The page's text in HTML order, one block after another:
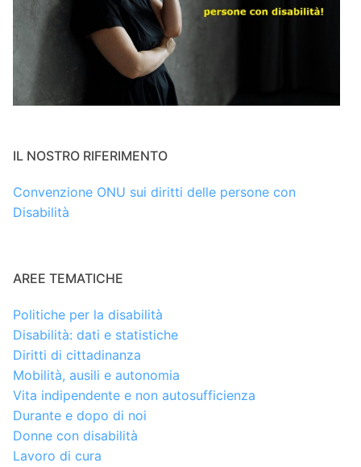
IL NOSTRO RIFERIMENTO
Convenzione ONU sui diritti delle persone con
Disabilità
AREE TEMATICHE
Politiche per la disabilità
Disabilità: dati e statistiche
Diritti di cittadinanza
Mobilità, ausili e autonomia
Vita indipendente e non autosufficienza
Durante e dopo di noi
Donne con disabilità
Lavoro di cura